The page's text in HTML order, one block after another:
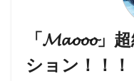
「𝓜𝓪𝓸𝓸𝓸」
ション！！！